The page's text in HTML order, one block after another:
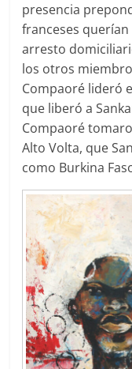
presencia
franceses
arresto
los otros
Compaoré lideró
que liberó a
Compaoré
Alto Volta, que
como Burkina